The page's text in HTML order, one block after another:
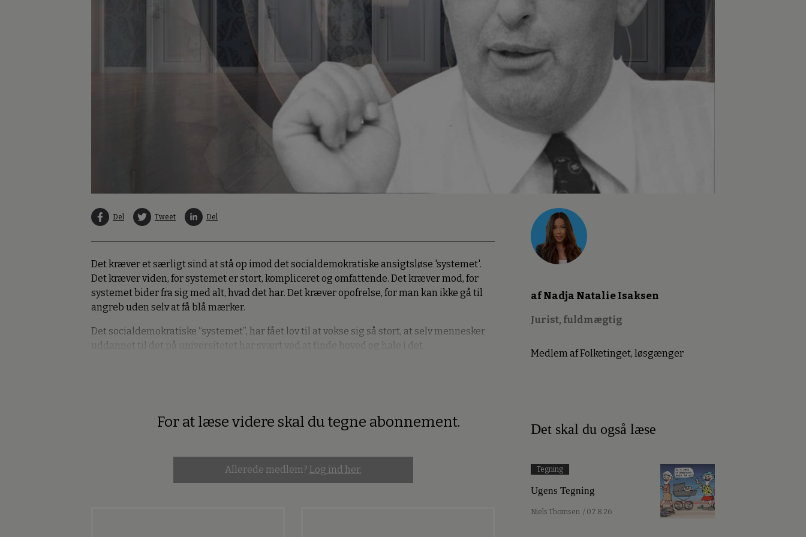
Del Tweet Del
Det kræver et særligt sind at stå op imod det socialdemokratiske ansigtsløse 'systemet'.
Det kræver viden, for systemet er stort, kompliceret og omfattende. Det kræver mod, for
systemet bider fra sig med alt, hvad det har. Det kræver opofrelse, for man kan ikke gå til
angreb uden selv at få blå mærker.
Det socialdemokratiske “systemet”, har fået lov til at vokse sig så stort, at selv mennesker
uddannet til det på universitetet har svært ved at finde hoved og hale i det.
PremiumFor at læse videre skal du tegne abonnement.
Allerede medlem? Log ind her.
af Nadja Natalie Isaksen
Jurist, fuldmægtig
Medlem af Folketinget, løsgænger
Det skal du også læse
Tegning
Ugens Tegning
Niels Thomsen / 07.8.26